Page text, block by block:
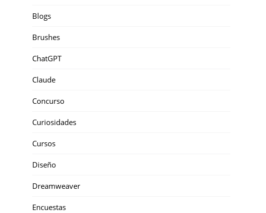
Blogs
Brushes
ChatGPT
Claude
Concurso
Curiosidades
Cursos
Diseño
Dreamweaver
Encuestas